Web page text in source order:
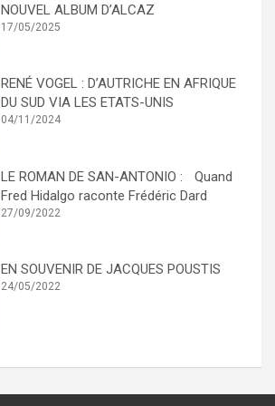
NOUVEL ALBUM D’ALCAZ
17/05/2025
RENÉ VOGEL : D’AUTRICHE EN AFRIQUE
DU SUD VIA LES ETATS-UNIS
04/11/2024
LE ROMAN DE SAN-ANTONIO : Quand
Fred Hidalgo raconte Frédéric Dard
27/09/2022
EN SOUVENIR DE JACQUES POUSTIS
24/05/2022